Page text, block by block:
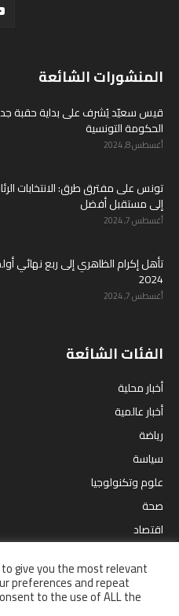
المنشورات الشائعة
قيس سعيّد يُشرف على بداية حقبة
الحكومة التونسية
أغسطس 8, 2024
تونس على مفترق طرق: الانتخابات
إلى مستقبل أفضل
أغسطس 7, 2024
تأهل إكرام الظاهري إلى ربع نهائي
2024
أغسطس 7, 2024
الفئات الشائعة
أخبار محلية
أخبار عالمية
رياضة
سياسة
علوم وتكنولوجيا
صحة
اقتصاد
ترفيهgive you the most relevant
preferences and repeat
to the use of ALL the